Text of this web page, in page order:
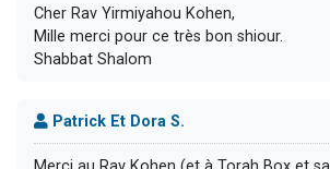
Cher Rav Yirmiyahou Kohen,
Mille merci pour ce très bon shiour.
Shabbat Shalom
Patrick Et Dora S.